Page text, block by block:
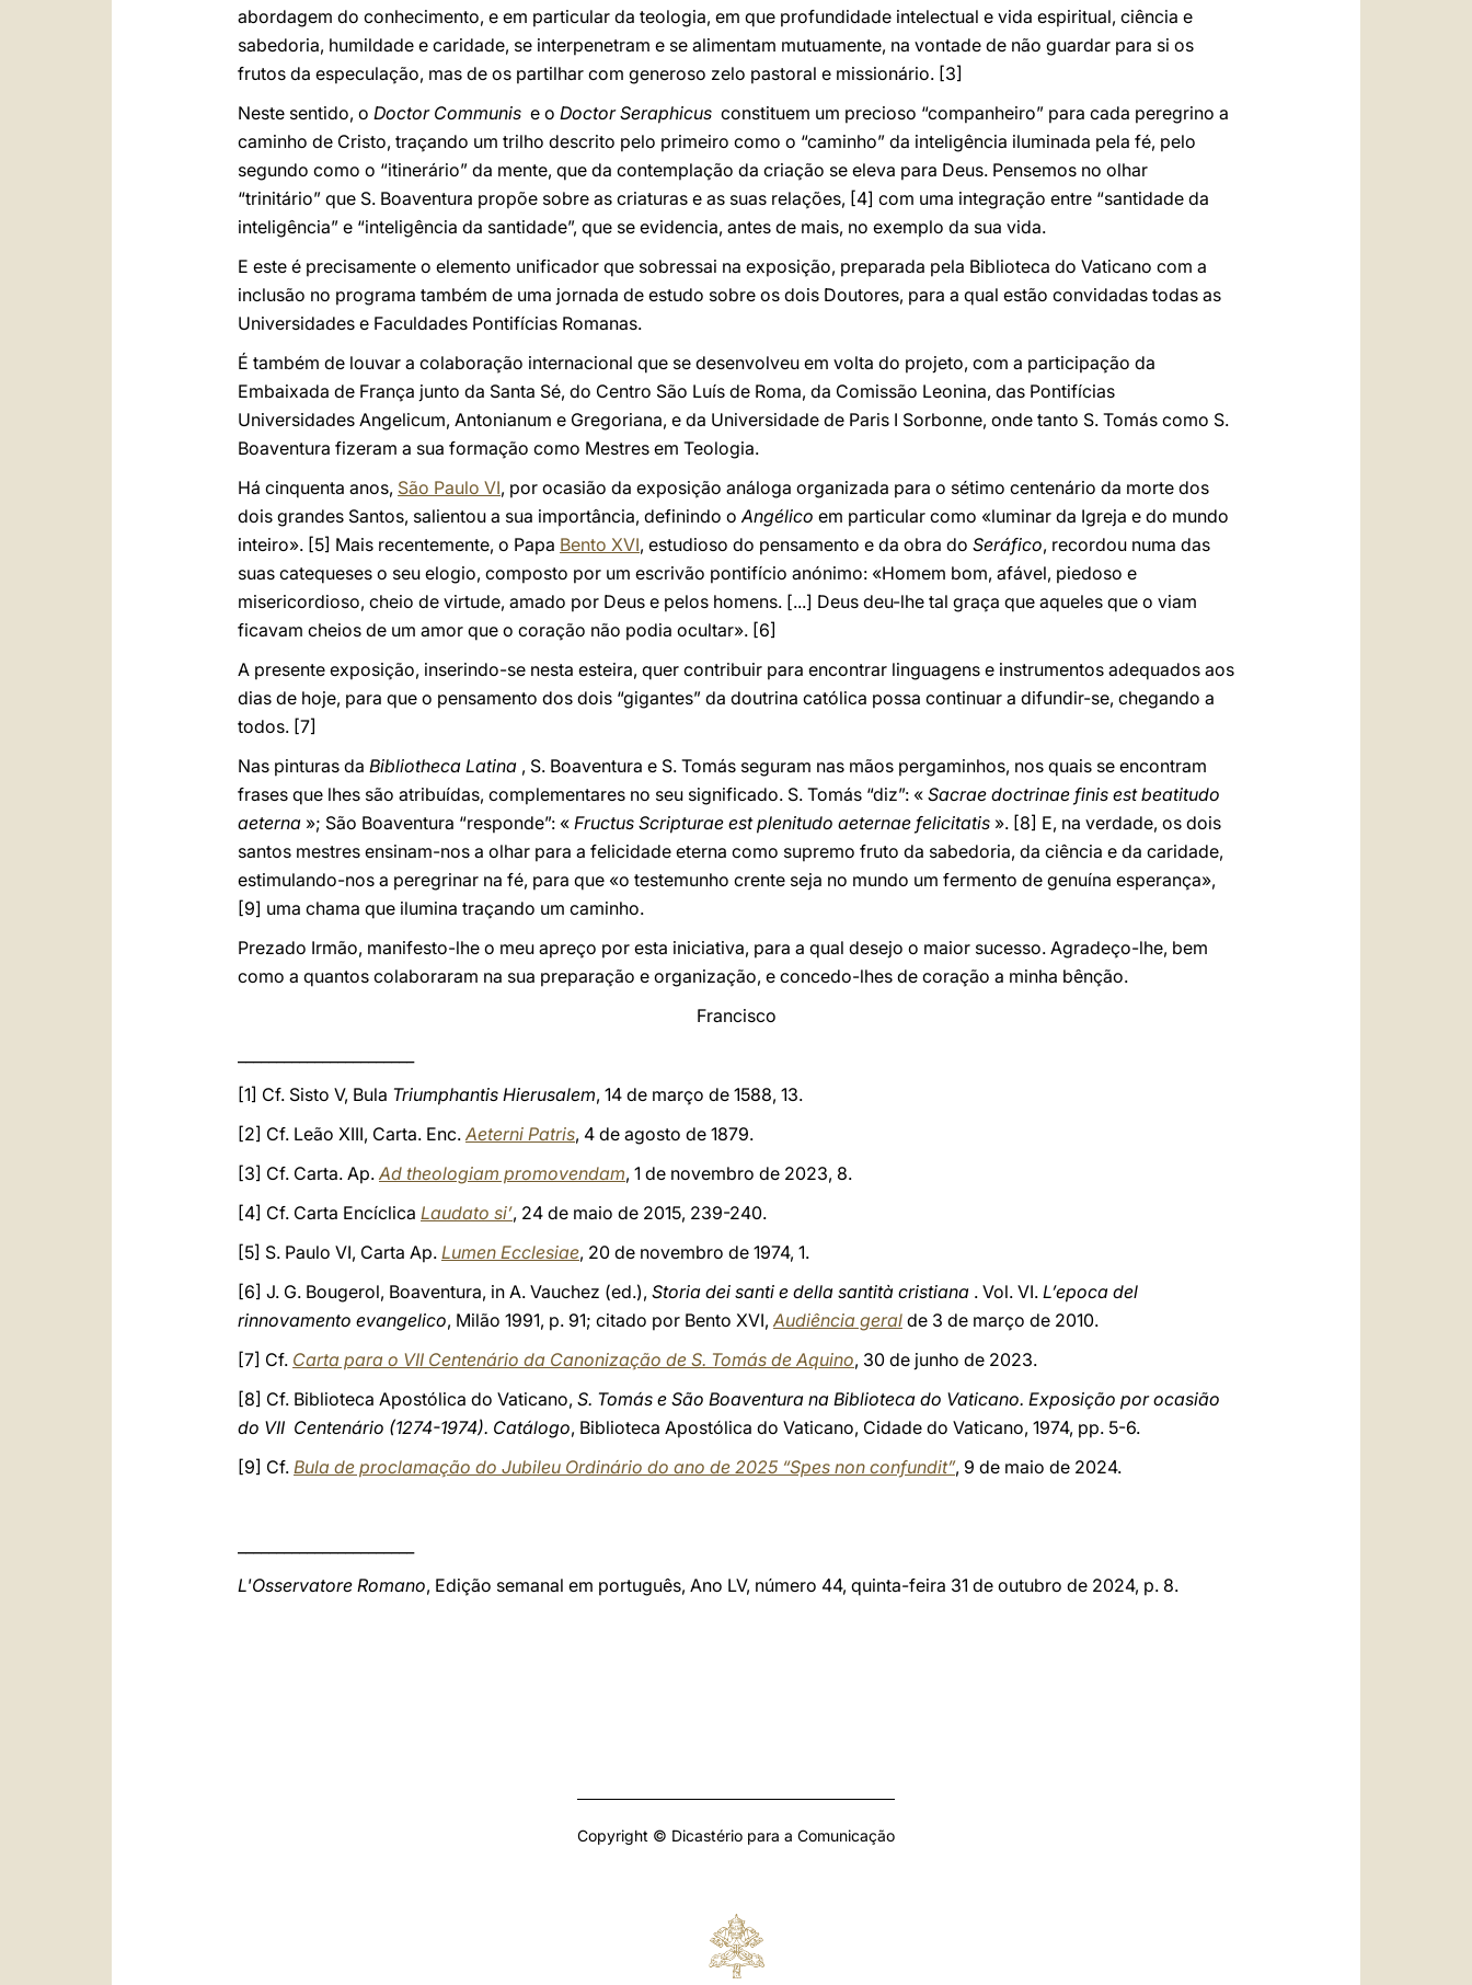
abordagem do conhecimento, e em particular da teologia, em que profundidade intelectual e vida espiritual, ciência e
sabedoria, humildade e caridade, se interpenetram e se alimentam mutuamente, na vontade de não guardar para si os
frutos da especulação, mas de os partilhar com generoso zelo pastoral e missionário. [3]
Neste sentido, o Doctor Communis e o Doctor Seraphicus constituem um precioso “companheiro” para cada peregrino a
caminho de Cristo, traçando um trilho descrito pelo primeiro como o “caminho” da inteligência iluminada pela fé, pelo
segundo como o “itinerário” da mente, que da contemplação da criação se eleva para Deus. Pensemos no olhar
“trinitário” que S. Boaventura propõe sobre as criaturas e as suas relações, [4] com uma integração entre “santidade da
inteligência” e “inteligência da santidade”, que se evidencia, antes de mais, no exemplo da sua vida.
E este é precisamente o elemento unificador que sobressai na exposição, preparada pela Biblioteca do Vaticano com a
inclusão no programa também de uma jornada de estudo sobre os dois Doutores, para a qual estão convidadas todas as
Universidades e Faculdades Pontifícias Romanas.
É também de louvar a colaboração internacional que se desenvolveu em volta do projeto, com a participação da
Embaixada de França junto da Santa Sé, do Centro São Luís de Roma, da Comissão Leonina, das Pontifícias
Universidades Angelicum, Antonianum e Gregoriana, e da Universidade de Paris I Sorbonne, onde tanto S. Tomás como S.
Boaventura fizeram a sua formação como Mestres em Teologia.
Há cinquenta anos, São Paulo VI, por ocasião da exposição análoga organizada para o sétimo centenário da morte dos
dois grandes Santos, salientou a sua importância, definindo oAngélico em particular como «luminar da Igreja e do mundo
inteiro». [5] Mais recentemente, o Papa Bento XVI, estudioso do pensamento e da obra do Seráfico, recordou numa das
suas catequeses o seu elogio, composto por um escrivão pontifício anónimo: «Homem bom, afável, piedoso e
misericordioso, cheio de virtude, amado por Deus e pelos homens. [...] Deus deu-lhe tal graça que aqueles que o viam
ficavam cheios de um amor que o coração não podia ocultar». [6]
A presente exposição, inserindo-se nesta esteira, quer contribuir para encontrar linguagens e instrumentos adequados aos
dias de hoje, para que o pensamento dos dois “gigantes” da doutrina católica possa continuar a difundir-se, chegando a
todos. [7]
Nas pinturas da Bibliotheca Latina , S. Boaventura e S. Tomás seguram nas mãos pergaminhos, nos quais se encontram
frases que lhes são atribuídas, complementares no seu significado. S. Tomás “diz”: « Sacrae doctrinae finis est beatitudo
aeterna »; São Boaventura “responde”: « Fructus Scripturae est plenitudo aeternae felicitatis ». [8] E, na verdade, os dois
santos mestres ensinam-nos a olhar para a felicidade eterna como supremo fruto da sabedoria, da ciência e da caridade,
estimulando-nos a peregrinar na fé, para que «o testemunho crente seja no mundo um fermento de genuína esperança»,
[9] uma chama que ilumina traçando um caminho.
Prezado Irmão, manifesto-lhe o meu apreço por esta iniciativa, para a qual desejo o maior sucesso. Agradeço-lhe, bem
como a quantos colaboraram na sua preparação e organização, e concedo-lhes de coração a minha bênção.
Francisco
[1] Cf. Sisto V, Bula Triumphantis Hierusalem, 14 de março de 1588, 13.
[2] Cf. Leão XIII, Carta. Enc. Aeterni Patris, 4 de agosto de 1879.
[3] Cf. Carta. Ap. Ad theologiam promovendam, 1 de novembro de 2023, 8.
[4] Cf. Carta Encíclica Laudato si’, 24 de maio de 2015, 239-240.
[5] S. Paulo VI, Carta Ap. Lumen Ecclesiae, 20 de novembro de 1974, 1.
[6] J. G. Bougerol, Boaventura, in A. Vauchez (ed.), Storia dei santi e della santità cristiana . Vol. VI. L’epoca del
rinnovamento evangelico, Milão 1991, p. 91; citado por Bento XVI, Audiência geral de 3 de março de 2010.
[7] Cf. Carta para o VII Centenário da Canonização de S. Tomás de Aquino, 30 de junho de 2023.
[8] Cf. Biblioteca Apostólica do Vaticano, S. Tomás e São Boaventura na Biblioteca do Vaticano. Exposição por ocasião
do VII Centenário (1274-1974). Catálogo, Biblioteca Apostólica do Vaticano, Cidade do Vaticano, 1974, pp. 5-6.
[9] Cf. Bula de proclamação do Jubileu Ordinário do ano de 2025 “Spes non confundit”, 9 de maio de 2024.
L'Osservatore Romano, Edição semanal em português, Ano LV, número 44, quinta-feira 31 de outubro de 2024, p. 8.
Copyright © Dicastério para a Comunicação